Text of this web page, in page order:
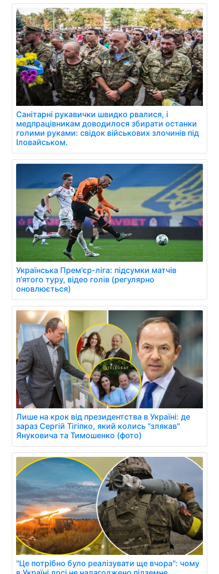
Санітарні рукавички швидко рвалися, і
медпрацівникам доводилося збирати останки
голими руками: свідок військових злочинів під
Іловайськом.
Українська Прем'єр-ліга: підсумки матчів
п'ятого туру, відео голів (регулярно
оновлюється)
Лише на крок від президентства в Україні: де
зараз Сергій Тігіпко, який колись "злякав"
Януковича та Тимошенко (фото)
"Це потрібно було реалізувати ще вчора": чому